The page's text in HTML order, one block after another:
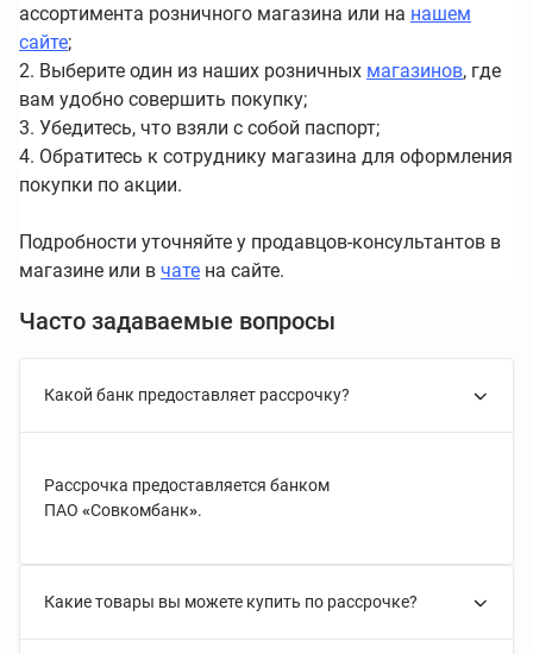
ассортимента розничного магазина или на нашем
сайте;
2. Выберите один из наших розничных магазинов, где
вам удобно совершить покупку;
3. Убедитесь, что взяли с собой паспорт;
4. Обратитесь к сотруднику магазина для оформления
покупки по акции.
Подробности уточняйте у продавцов-консультантов в
магазине или в чате на сайте.
Часто задаваемые вопросы
Какой банк предоставляет рассрочку?
Рассрочка предоставляется банком
ПАО «Совкомбанк».
Какие товары вы можете купить по рассрочке?